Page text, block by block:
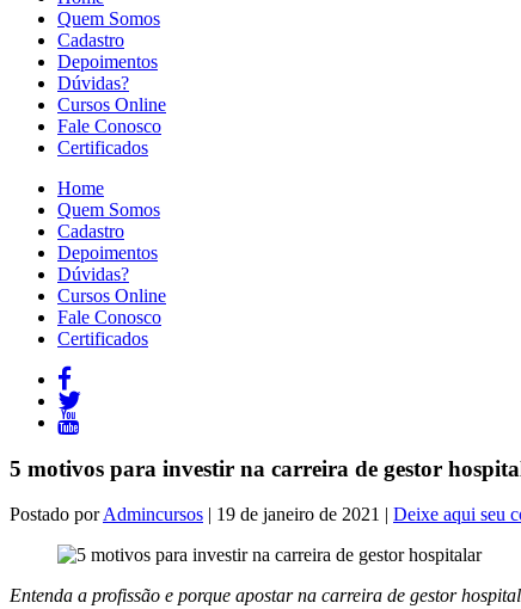
Quem Somos
Cadastro
Depoimentos
Dúvidas?
Cursos Online
Fale Conosco
Certificados
Home
Quem Somos
Cadastro
Depoimentos
Dúvidas?
Cursos Online
Fale Conosco
Certificados
5 motivos para investir na carreira de gestor
Postado porAdmincursos | 19 de janeiro de 2021 | Deixe aqui seu
Entenda a profissão e porque apostar na carreira de gestor